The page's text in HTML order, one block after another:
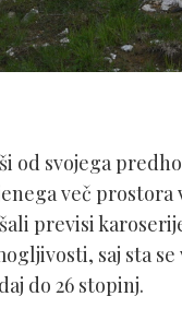
svojega
več
previsi
saj sta
do 26 stopinj.